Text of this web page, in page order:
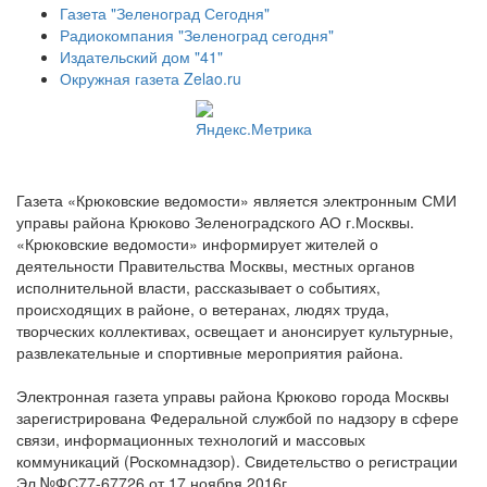
Газета "Зеленоград Сегодня"
Радиокомпания "Зеленоград сегодня"
Издательский дом "41"
Окружная газета Zelao.ru
Газета «Крюковские ведомости» является электронным СМИ
управы района Крюково Зеленоградского АО г.Москвы.
«Крюковские ведомости» информирует жителей о
деятельности Правительства Москвы, местных органов
исполнительной власти, рассказывает о событиях,
происходящих в районе, о ветеранах, людях труда,
творческих коллективах, освещает и анонсирует культурные,
развлекательные и спортивные мероприятия района.
Электронная газета управы района Крюково города Москвы
зарегистрирована Федеральной службой по надзору в сфере
связи, информационных технологий и массовых
коммуникаций (Роскомнадзор). Свидетельство о регистрации
Эл №ФС77-67726 от 17 ноября 2016г.